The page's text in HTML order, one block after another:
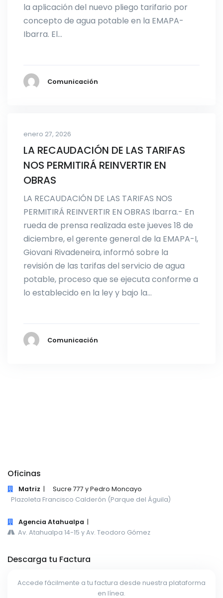
la aplicación del nuevo pliego tarifario por
concepto de agua potable en la EMAPA-
Ibarra. El…
Comunicación
enero 27, 2026
LA RECAUDACIÓN DE LAS TARIFAS
NOS PERMITIRÁ REINVERTIR EN
OBRAS
LA RECAUDACIÓN DE LAS TARIFAS NOS
PERMITIRÁ REINVERTIR EN OBRAS Ibarra.- En
rueda de prensa realizada este jueves 18 de
diciembre, el gerente general de la EMAPA-I,
Giovani Rivadeneira, informó sobre la
revisión de las tarifas del servicio de agua
potable, proceso que se ejecuta conforme a
lo establecido en la ley y bajo la…
Comunicación
Oficinas
Matriz |
Sucre 777 y Pedro Moncayo
Plazoleta Francisco Calderón (Parque del Águila)
Agencia Atahualpa |
Av. Atahualpa 14-15 y Av. Teodoro Gómez
Descarga tu Factura
Accede fácilmente a tu factura desde nuestra plataforma
en línea.